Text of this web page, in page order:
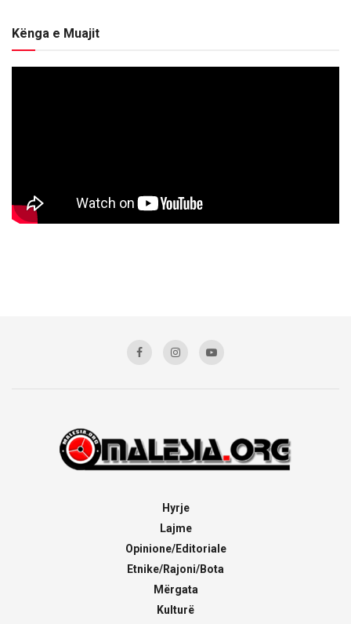
Kënga e Muajit
Hyrje
Lajme
Opinione/Editoriale
Etnike/Rajoni/Bota
Mërgata
Kulturë